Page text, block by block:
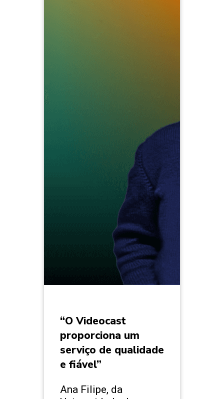
“O Videocast
proporciona um
serviço de qualidade
e fiável”
Ana Filipe, da